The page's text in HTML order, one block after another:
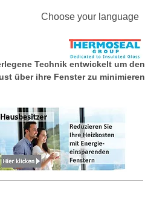
Choose your language
Technik entwickelt um den
über ihre Fenster zu minimieren